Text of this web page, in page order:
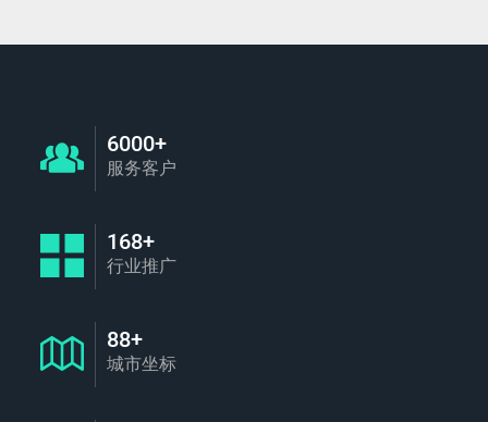
6000+
服务客户
168+
行业推广
88+
城市坐标